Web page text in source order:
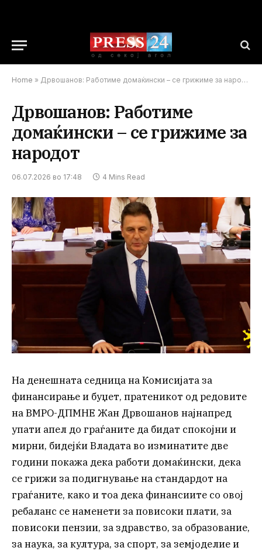
Home » Дрвошанов: Работиме домаќински – се грижиме за народот
Дрвошанов: Работиме
домаќински – се грижиме за
народот
06.07.2026 во 17:48 4 Mins Read
На денешната седница на Комисијата за
финансирање и буџет, пратеникот од редовите
на ВМРО-ДПМНЕ Жан Дрвошанов најнапред
упати апел до граѓаните да бидат спокојни и
мирни, бидејќи Владата во изминатите две
години покажа дека работи домаќински, дека
се грижи за подигнување на стандардот на
граѓаните, како и тоа дека финансиите со овој
ребаланс се наменети за повисоки плати, за
повисоки пензии, за здравство, за образование,
за наука, за култура, за спорт, за земјоделие и